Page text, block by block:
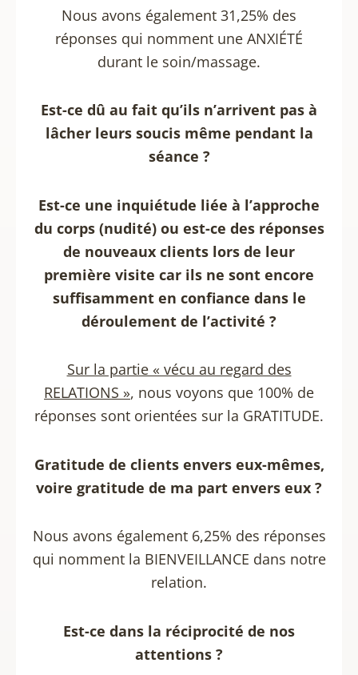
Nous avons également 31,25% des
réponses qui nomment une ANXIÉTÉ
durant le soin/massage.
Est-ce dû au fait qu’ils n’arrivent pas à
lâcher leurs soucis même pendant la
séance ?
Est-ce une inquiétude liée à l’approche
du corps (nudité) ou est-ce des réponses
de nouveaux clients lors de leur
première visite car ils ne sont encore
suffisamment en confiance dans le
déroulement de l’activité ?
Sur la partie « vécu au regard des
RELATIONS », nous voyons que 100% de
réponses sont orientées sur la GRATITUDE.
Gratitude de clients envers eux-mêmes,
voire gratitude de ma part envers eux ?
Nous avons également 6,25% des réponses
qui nomment la BIENVEILLANCE dans notre
relation.
Est-ce dans la réciprocité de nos
attentions ?